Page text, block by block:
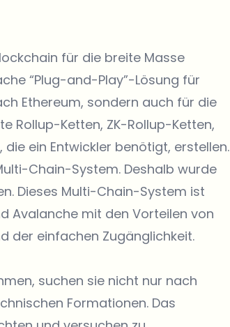
für die breite Masse
“Plug-and-Play”-Lösung für
Ethereum, sondern auch für die
Rollup-Ketten, ZK-Rollup-Ketten,
ein Entwickler benötigt, erstellen.
Chain-System. Deshalb wurde
Dieses Multi-Chain-System ist
Avalanche mit den Vorteilen von
der einfachen Zugänglichkeit.
suchen sie nicht nur nach
Formationen. Das